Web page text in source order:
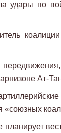
удары по
Ат-
«союзных